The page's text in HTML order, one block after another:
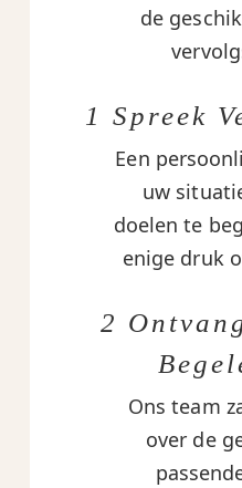
de
1 Spreek
Een
uw
doelen te
enige druk
2
Ons team
over de